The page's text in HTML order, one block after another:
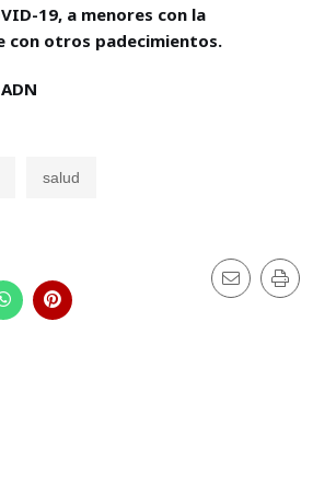
19, a menores con la
con otros padecimientos.
salud